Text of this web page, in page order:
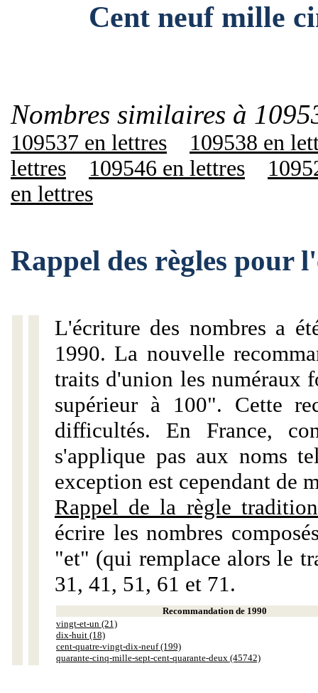
Cent neuf mille
Nombres similaires à
109537 en lettres
109538 en
lettres
109546 en lettres
en lettres
Rappel des règles pour
L'écriture des nombres a
1990. La nouvelle
traits d'union les numéraux
supérieur à 100". Cette
difficultés. En France,
s'applique pas aux noms
exception est cependant de
Rappel de la règle
écrire les nombres
"et" (qui remplace alors le
31, 41, 51, 61 et 71.
Recommandation de 1990
vingt-et-un (21)
dix-huit (18)
cent-quatre-vingt-dix-neuf (199)
quarante-cinq-mille-sept-cent-quarante-deux (45742)